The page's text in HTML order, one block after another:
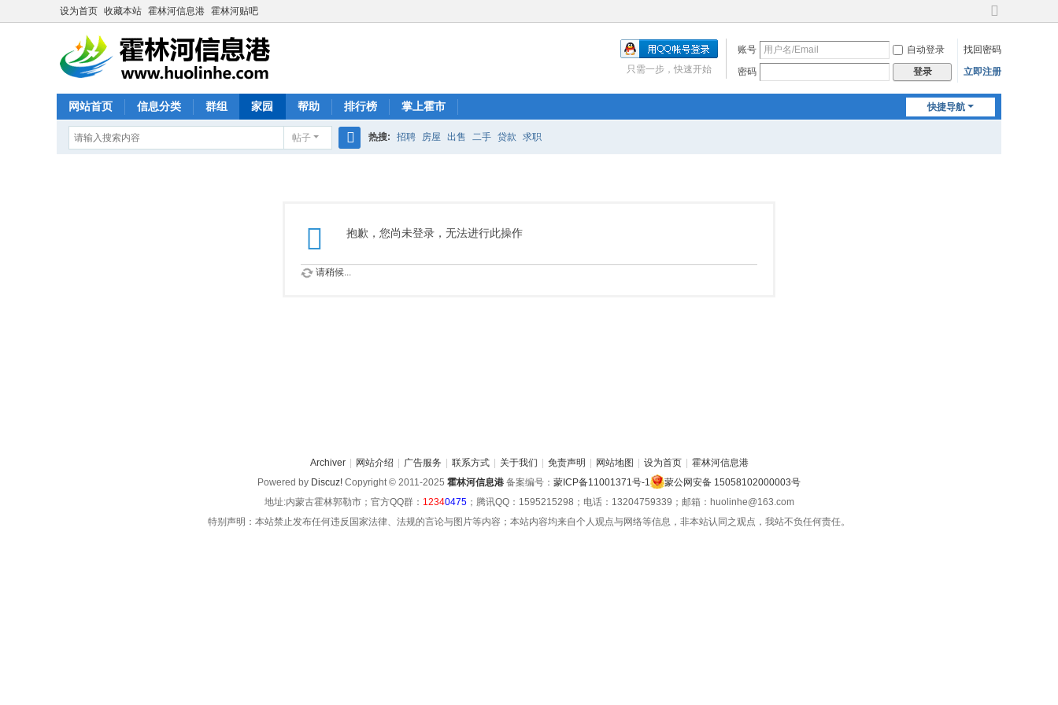
设为首页 收藏本站 霍林河信息港 霍林河贴吧
切
到
宽
账号 自动登录
找回密码
密码
登录 立即注册
只需一步，快速开始
快捷导航
网站首页 信息分类 群组 家园 帮助 排行榜 掌上霍市
帖子 热搜: 招聘 房屋 出售 二手 贷款 求职
抱歉，您尚未登录，无法进行此操作
请稍候...
Archiver 网站介绍 广告服务 联系方式 关于我们 免责声明 网站地图 设为首页
霍林河信息港
Powered by Discuz! Copyright © 2011-2025 霍林河信息港 备案编号： 蒙ICP备11001371号-1
蒙公网安备 15058102000003号
地址:内蒙古霍林郭勒市；官方QQ群： 12340475；腾讯QQ：1595215298；电话：13204759339；邮箱：huolinhe@163.com
特别声明：本站禁止发布任何违反国家法律、法规的言论与图片等内容；本站内容均来自个人观点与网络等信息，非本站认同之观点，我站不负任何责任。